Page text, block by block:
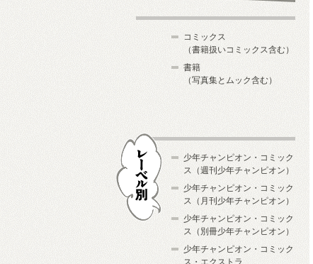
コミックス
（書籍扱いコミックス含む）
書籍
（写真集とムック含む）
少年チャンピオン・コミック
ス（週刊少年チャンピオン）
少年チャンピオン・コミック
ス（月刊少年チャンピオン）
少年チャンピオン・コミック
ス（別冊少年チャンピオン）
少年チャンピオン・コミック
ス・エクストラ